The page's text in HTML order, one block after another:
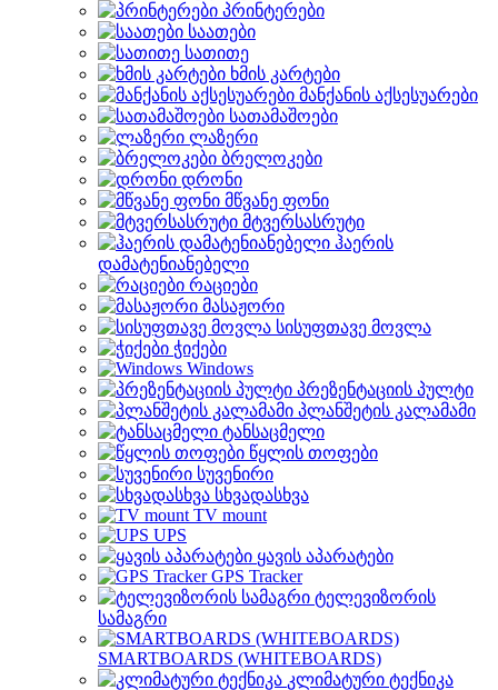
პრინტერები
საათები
სათითე
ხმის კარტები
მანქანის აქსესუარები
სათამაშოები
ლაზერი
ბრელოკები
დრონი
მწვანე ფონი
მტვერსასრუტი
ჰაერის
დამატენიანებელი
რაციები
მასაჟორი
სისუფთავე მოვლა
ჭიქები
Windows
პრეზენტაციის პულტი
პლანშეტის კალამამი
ტანსაცმელი
წყლის თოფები
სუვენირი
სხვადასხვა
TV mount
UPS
ყავის აპარატები
GPS Tracker
ტელევიზორის
სამაგრი
SMARTBOARDS (WHITEBOARDS)
კლიმატური ტექნიკა